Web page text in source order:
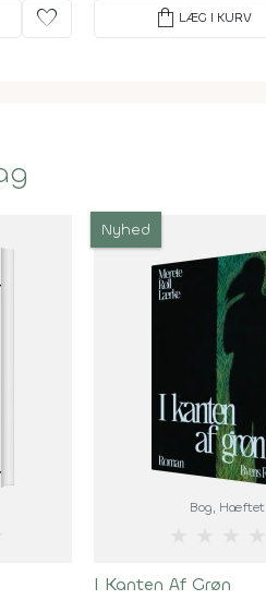
favorite shopping_bag LÆG I KURV
Nyhed
Bog, Hæftet
I Kanten Af Grøn